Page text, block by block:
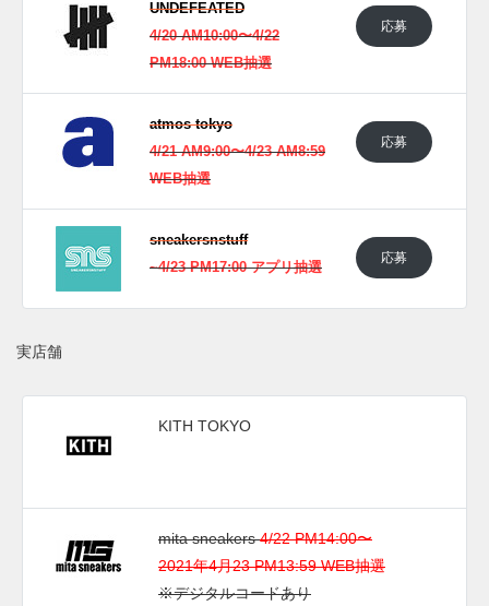
UNDEFEATED
4/20 AM10:00〜4/22
PM18:00 WEB抽選
応募
atmos tokyo
4/21 AM9:00〜4/23 AM8:59
WEB抽選
応募
sneakersnstuff
~4/23 PM17:00 アプリ抽選
応募
実店舗
KITH TOKYO
mita sneakers4/22 PM14:00〜
2021年4月23 PM13:59 WEB抽選
※デジタルコードあり